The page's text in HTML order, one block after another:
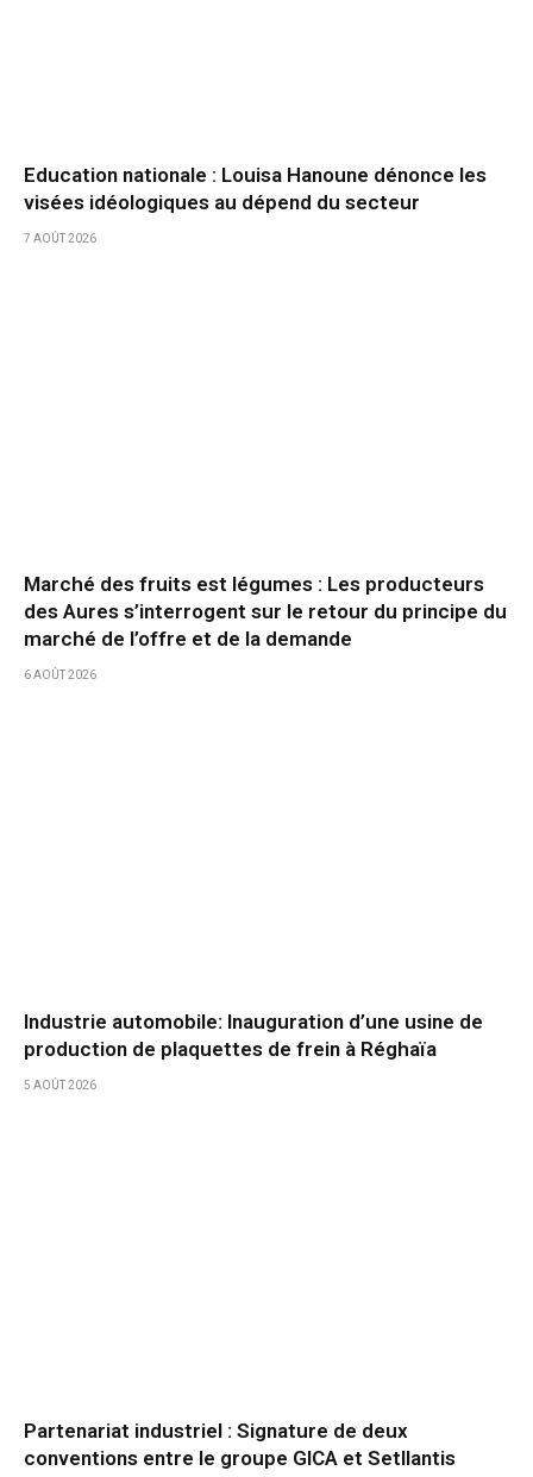
Education nationale : Louisa Hanoune dénonce les
visées idéologiques au dépend du secteur
7 AOÛT 2026
Marché des fruits est légumes : Les producteurs
des Aures s’interrogent sur le retour du principe du
marché de l’offre et de la demande
6 AOÛT 2026
Industrie automobile: Inauguration d’une usine de
production de plaquettes de frein à Réghaïa
5 AOÛT 2026
Partenariat industriel : Signature de deux
conventions entre le groupe GICA et Setllantis